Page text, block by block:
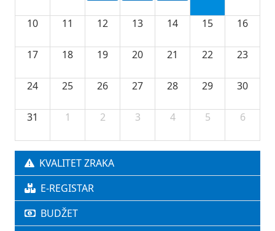
10 11 12 13 14 15 16
17 18 19 20 21 22 23
24 25 26 27 28 29 30
31 1 2 3 4 5 6
KVALITET ZRAKA
E-REGISTAR
BUDŽET